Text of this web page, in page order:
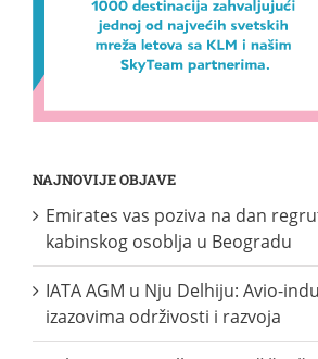
NAJNOVIJE OBJAVE
Emirates vas poziva na dan
kabinskog osoblja u Beogradu
IATA AGM u Nju Delhiju: Avio-
izazovima održivosti i razvoja